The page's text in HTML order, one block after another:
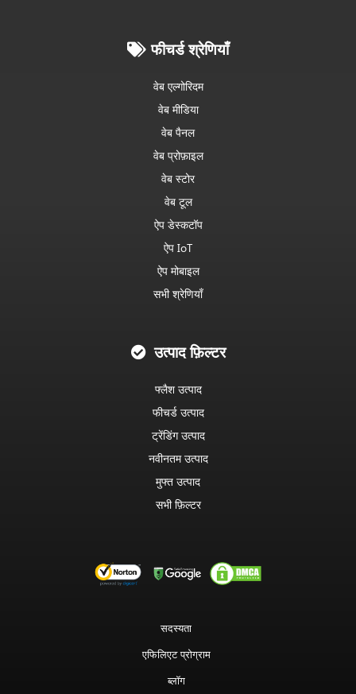
फीचर्ड श्रेणियाँ
वेब एल्गोरिदम
वेब मीडिया
वेब पैनल
वेब प्रोफ़ाइल
वेब स्टोर
वेब टूल
ऐप डेस्कटॉप
ऐप IoT
ऐप मोबाइल
सभी श्रेणियाँ
उत्पाद फ़िल्टर
फ्लैश उत्पाद
फीचर्ड उत्पाद
ट्रेंडिंग उत्पाद
नवीनतम उत्पाद
मुफ्त उत्पाद
सभी फ़िल्टर
सदस्यता
एफिलिएट प्रोग्राम
ब्लॉग